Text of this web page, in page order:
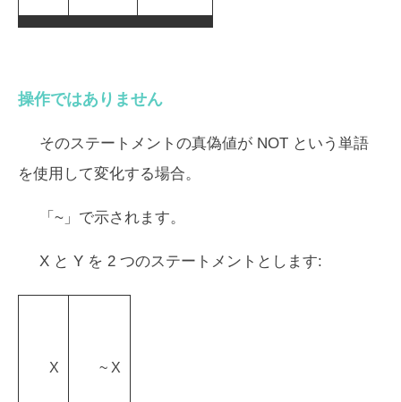
操作ではありません
そのステートメントの真偽値が NOT という単語
を使用して変化する場合。
「~」で示されます。
X と Y を 2 つのステートメントとします:
X ~ X